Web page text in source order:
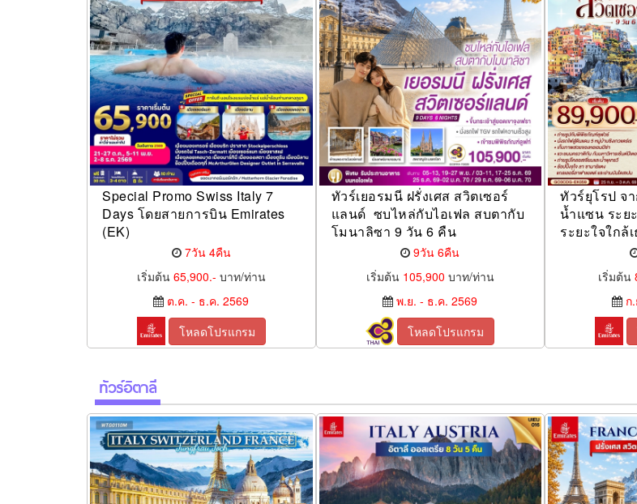
Special Promo Swiss Italy 7
Days โดยสายการบิน Emirates
(EK)
7วัน 4คืน
เริ่มต้น 65,900.- บาท/ท่าน
ต.ค. - ธ.ค. 2569
โหลดโปรแกรม
ทัวร์เยอรมนี ฝรั่งเศส สวิตเซอร์
แลนด์ ซบไหล่กับไอเฟล สบตากับ
โมนาลิซา 9 วัน 6 คืน
9วัน 6คืน
เริ่มต้น 105,900 บาท/ท่าน
พ.ย. - ธ.ค. 2569
โหลดโปรแกรม
ทัวร์ยุโรป จ
น้ำแซน ระย
ระยะใจใกล้
เริ่มต้น
ก
ทัวร์อิตาลี